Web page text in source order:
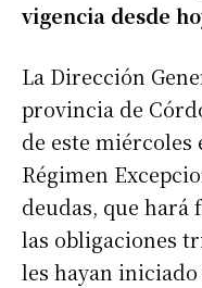
vigencia desde
La Dirección
provincia de
de este miércoles
Régimen
deudas, que
las obligaciones
les hayan